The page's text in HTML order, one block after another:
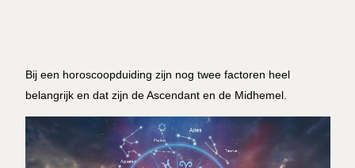
Bij een horoscoopduiding zijn nog twee factoren heel
belangrijk en dat zijn de Ascendant en de Midhemel.